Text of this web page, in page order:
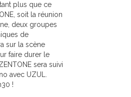
plus que ce
soit la réunion
deux groupes
de
sur la scène
faire durer le
sera suivi
avec UZUL.
!